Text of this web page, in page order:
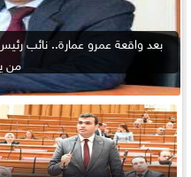
بعد واقعة عمرو عمارة.. نائب رئيس
من